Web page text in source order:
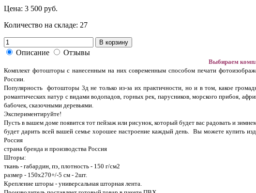
Цена: 3 500 руб.
Количество на складе: 27
В корзину
Описание Отзывы
Выбираем
Комплект фотошторы с нанесенным на них современным способом печати
России.
Популярность фотошторы 3д не только из-за их практичности, но и в том, какое
романтических натур с видами водопадов, горных рек, парусников, морского прибоя,
бабочек, сказочными деревьями.
Экспериментируйте!
Пусть в вашем доме появится тот пейзаж или рисунок, который будет вас радовать и
будет дарить всей вашей семье хорошее настроение каждый день. Вы можете купить
Россия
страна бренда и производства Россия
Шторы:
ткань - габардин, пэ, плотность - 150 г/см2
размер - 150х270+/-5 см - 2шт.
Крепление шторы - универсальная шторная лента.